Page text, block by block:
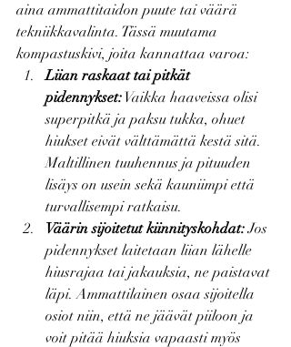
aina ammattitaidon puute tai väärä
tekniikkavalinta. Tässä muutama
kompastuskivi, joita kannattaa varoa:
Liian raskaat tai pitkät
pidennykset: Vaikka haaveissa olisi
superpitkä ja paksu tukka, ohuet
hiukset eivät välttämättä kestä sitä.
Maltillinen tuuhennus ja pituuden
lisäys on usein sekä kauniimpi että
turvallisempi ratkaisu.
Väärin sijoitetut kiinnityskohdat: Jos
pidennykset laitetaan liian lähelle
hiusrajaa tai jakauksia, ne paistavat
läpi. Ammattilainen osaa sijoitella
osiot niin, että ne jäävät piiloon ja
voit pitää hiuksia vapaasti myös